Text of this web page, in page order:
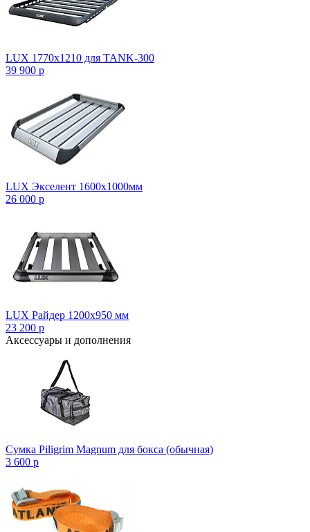
LUX 1770х1210 для TANK-300
39 900 p
LUX Экселент 1600х1000мм
26 000 p
LUX Райдер 1200х950 мм
23 200 p
Аксессуары и дополнения
Сумка Piligrim Magnum для бокса (обычная)
3 600 p